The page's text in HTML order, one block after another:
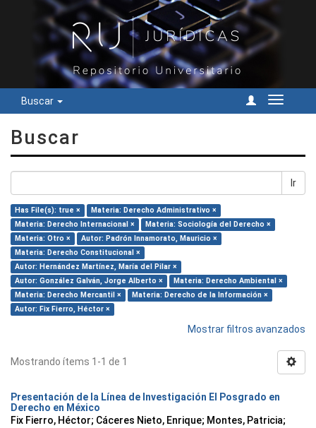
Buscar
Cambiar
Buscar
Ir
Has File(s): true ×
Materia: Derecho Administrativo ×
Materia: Derecho Internacional ×
Materia: Sociología del Derecho ×
Materia: Otro ×
Autor: Padrón Innamorato, Mauricio ×
Materia: Derecho Constitucional ×
Autor: Hernández Martínez, María del Pilar ×
Autor: González Galván, Jorge Alberto ×
Materia: Derecho Ambiental ×
Materia: Derecho Mercantil ×
Materia: Derecho de la Información ×
Autor: Fix Fierro, Héctor ×
Mostrar filtros avanzados
Mostrando ítems 1-1 de 1
Presentación de la Línea de Investigación El Posgrado en
Derecho en México
Fix Fierro, Héctor; Cáceres Nieto, Enrique; Montes, Patricia;